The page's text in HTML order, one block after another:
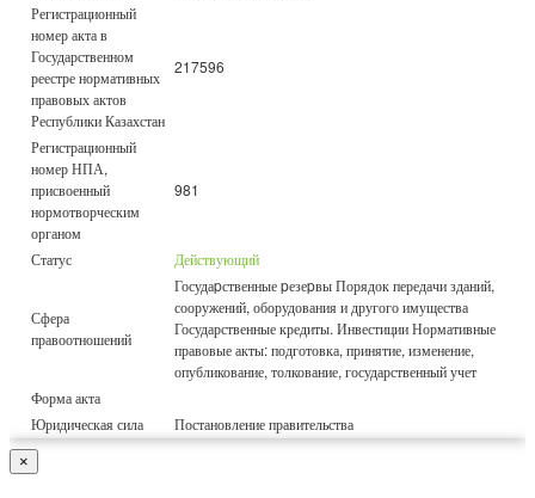
Регистрационный
номер акта в
Государственном
реестре нормативных
правовых актов
Республики Казахстан
217596
Регистрационный
номер НПА,
присвоенный
нормотворческим
органом
981
Статус Действующий
Сфера
правоотношений
Госудаpственные pезеpвы Порядок передачи зданий,
сооружений, оборудования и другого имущества
Государственные кредиты. Инвестиции Нормативные
правовые акты: подготовка, принятие, изменение,
опубликование, толкование, государственный учет
Форма акта
Юридическая сила
Постановление правительства
×